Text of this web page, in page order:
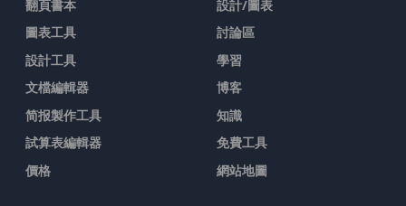
翻頁書本
圖表工具
設計工具
文檔編輯器
简报製作工具
試算表編輯器
價格
設計/圖表
討論區
學習
博客
知識
免費工具
網站地圖